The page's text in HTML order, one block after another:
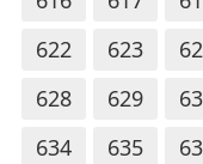
622
623
628
629
634
635